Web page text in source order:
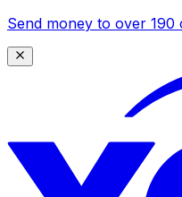
Send money to over 190